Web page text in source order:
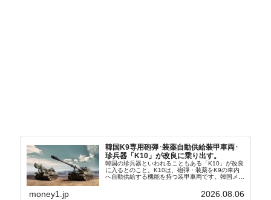
韓国K9専用砲弾･装薬自動供給装甲車両･
珍兵器「K10」が改良に乗り出す。
韓国の珍兵器といわれることもある「K10」が改良
に入るとのこと。K10は、砲弾・装薬をK9の車内
へ自動供給する機能を持つ装甲車両です。韓国メデ
から以下に一部を引きます。2005年に初めて...
money1.jp 2026.08.06